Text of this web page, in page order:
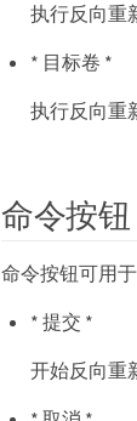
执行反向重
* 目标卷 *
执行反向重
命令按钮
命令按钮可用
* 提交 *
开始反向重